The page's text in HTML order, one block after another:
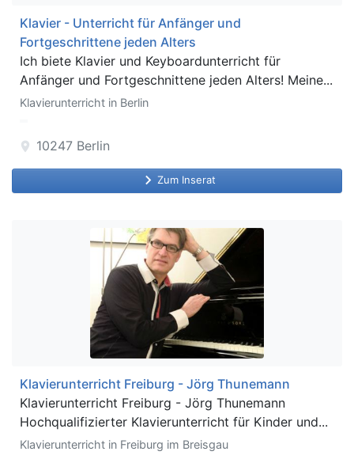
Klavier - Unterricht für Anfänger und
Fortgeschrittene jeden Alters
Ich biete Klavier und Keyboardunterricht für
Anfänger und Fortgeschnittene jeden Alters! Meine...
Klavierunterricht in Berlin
location_on 10247 Berlin
keyboard_arrow_right Zum Inserat
Klavierunterricht Freiburg - Jörg Thunemann
Klavierunterricht Freiburg - Jörg Thunemann
Hochqualifizierter Klavierunterricht für Kinder und...
Klavierunterricht in Freiburg im Breisgau